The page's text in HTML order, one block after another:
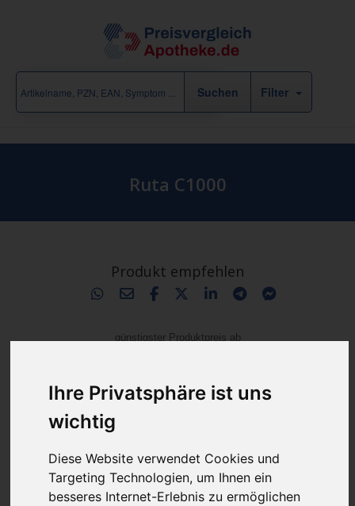
Ihre Privatsphäre ist uns
wichtig
Diese Website verwendet Cookies und
Targeting Technologien, um Ihnen ein
besseres Internet-Erlebnis zu ermöglichen
Filter
Ruta C1000
Produkt empfehlen
günstigster Produktpreis ab
30,43 €
DIE NEUE APOTHEKE
kein Versand - nur Botenlieferung oder Selbstabholung
Ersparnis: 47 % oder